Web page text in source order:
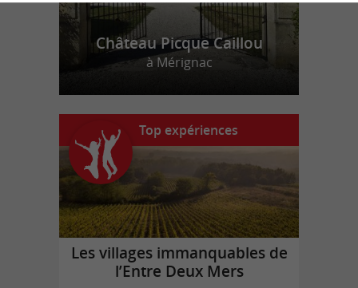
Château Picque Caillou
à Mérignac
Top expériences
Les villages immanquables de
l’Entre Deux Mers